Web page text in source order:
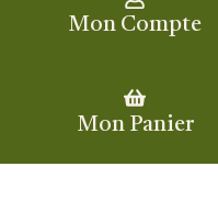
Mon Compte
Mon Panier